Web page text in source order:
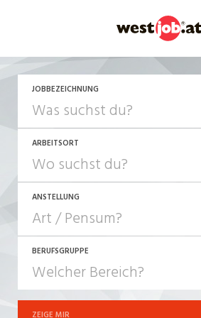
JOBBEZEICHNUNG
ARBEITSORT
ANSTELLUNG
JOB-TYP
Festanstellung
BERUFSGRUPPE
ZEIGE MIR